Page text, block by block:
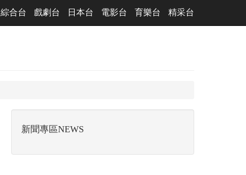
綜合台 戲劇台 日本台 電影台 育樂台 精采台
新聞專區NEWS